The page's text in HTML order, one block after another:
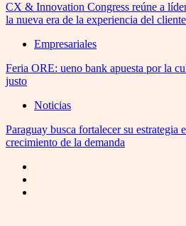
CX & Innovation Congress reúne a
la nueva era de la experiencia del cliente
Empresariales
Feria ORE: ueno bank apuesta por la
justo
Noticias
Paraguay busca fortalecer su estrategia
crecimiento de la demanda